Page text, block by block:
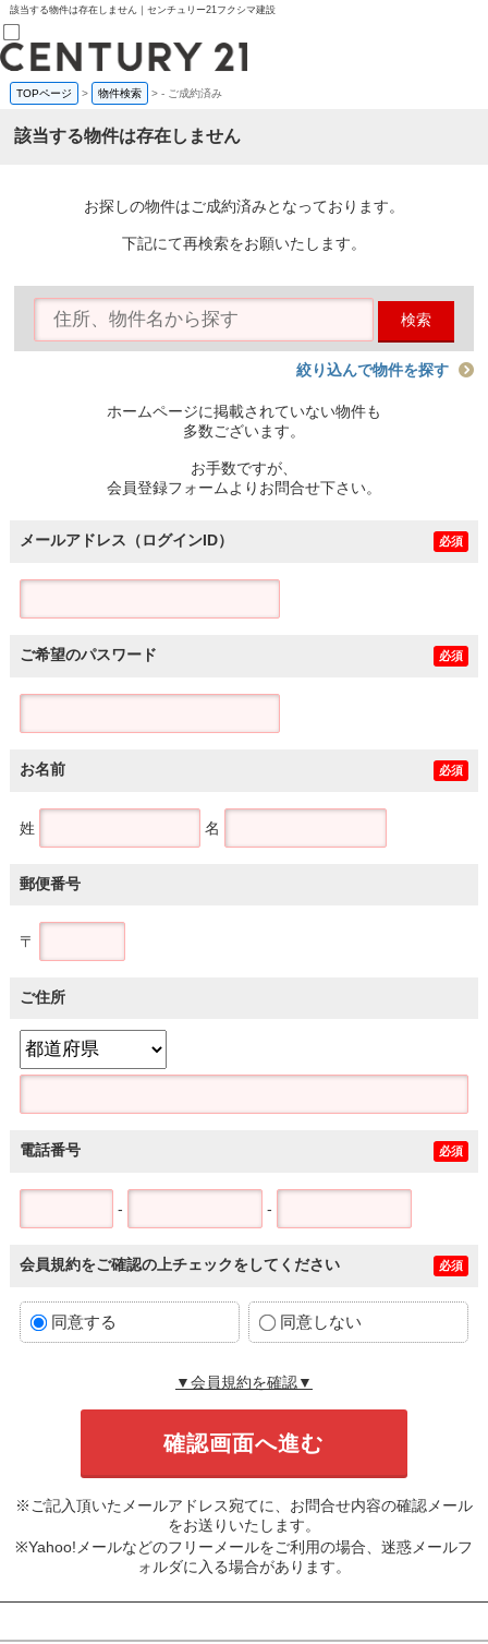
該当する物件は存在しません｜センチュリー21フクシマ建設
売買部
0120-800-844
賃貸部
会員メニュー
物件を探す
購入TOP
条件から探す
住宅ローン控除シミュレータ
TOPページ > 物件検索 >- ご成約済み
該当する物件は存在しません
お探しの物件はご成約済みとなっております。
下記にて再検索をお願いたします。
検索
絞り込んで物件を探す
ホームページに掲載されていない物件も
多数ございます。
お手数ですが、
会員登録フォームよりお問合せ下さい。
メールアドレス（ログインID） 必須
ご希望のパスワード 必須
お名前 必須
姓 名
郵便番号
〒
ご住所
電話番号 必須
- -
会員規約をご確認の上チェックをしてください 必須
同意する 同意しない
▼会員規約を確認▼
※ご記入頂いたメールアドレス宛てに、お問合せ内容の確認メール
をお送りいたします。
※Yahoo!メールなどのフリーメールをご利用の場合、迷惑メールフ
ォルダに入る場合があります。